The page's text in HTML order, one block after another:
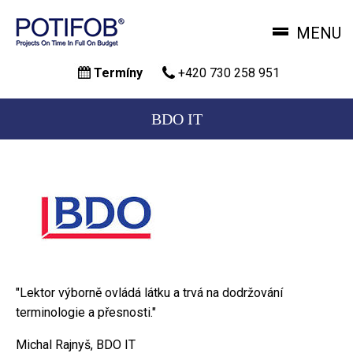
hlavnímu
MENU
Termíny +420 730 258 951
BDO IT
"Lektor výborně ovládá látku a trvá na dodržování
terminologie a přesnosti."
Michal Rajnyš, BDO IT